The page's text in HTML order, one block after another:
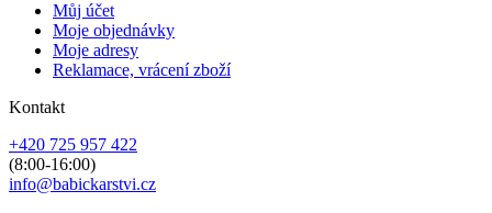
Můj účet
Moje objednávky
Moje adresy
Reklamace, vrácení zboží
Kontakt
+420 725 957 422
(8:00-16:00)
info@babickarstvi.cz